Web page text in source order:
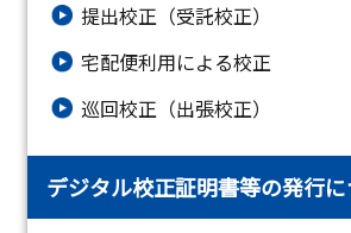
提出校正（受託校正）
宅配便利用による校正
巡回校正（出張校正）
デジタル校正証明書等の発行